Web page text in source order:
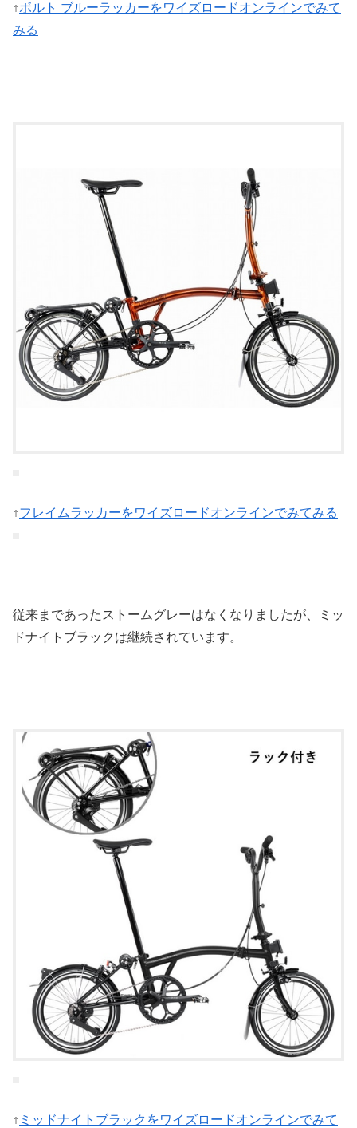
↑ボルト ブルーラッカーをワイズロードオンラインでみて
みる
↑フレイムラッカーをワイズロードオンラインでみてみる
従来まであったストームグレーはなくなりましたが、ミッ
ドナイトブラックは継続されています。
↑ ミッドナイトブラックをワイズロードオンラインでみて